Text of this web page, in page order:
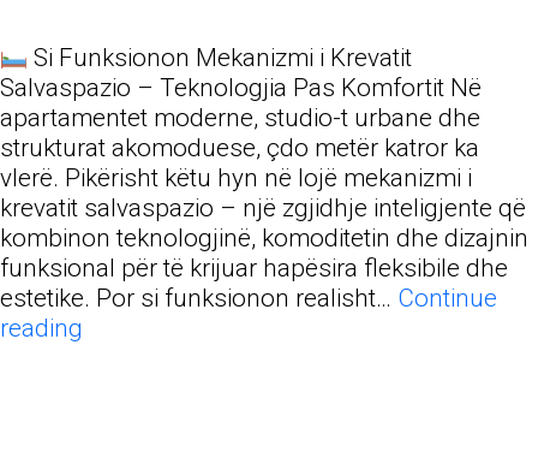
Si Funksionon Mekanizmi i Krevatit
Salvaspazio – Teknologjia Pas Komfortit Në
apartamentet moderne, studio-t urbane dhe
strukturat akomoduese, çdo metër katror ka
vlerë. Pikërisht këtu hyn në lojë mekanizmi i
krevatit salvaspazio – një zgjidhje inteligjente që
kombinon teknologjinë, komoditetin dhe dizajnin
funksional për të krijuar hapësira fleksibile dhe
estetike. Por si funksionon realisht… Continue
reading